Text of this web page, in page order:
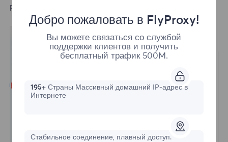
proxy IP address and port, and click Save.
Добро пожаловать в FlyProxy!
Вы можете связаться со службой
поддержки клиентов и получить
бесплатный трафик 500M.
195+Страны Массивный домашний IP-адрес в
Интернете
Стабильное соединение, плавный доступ.